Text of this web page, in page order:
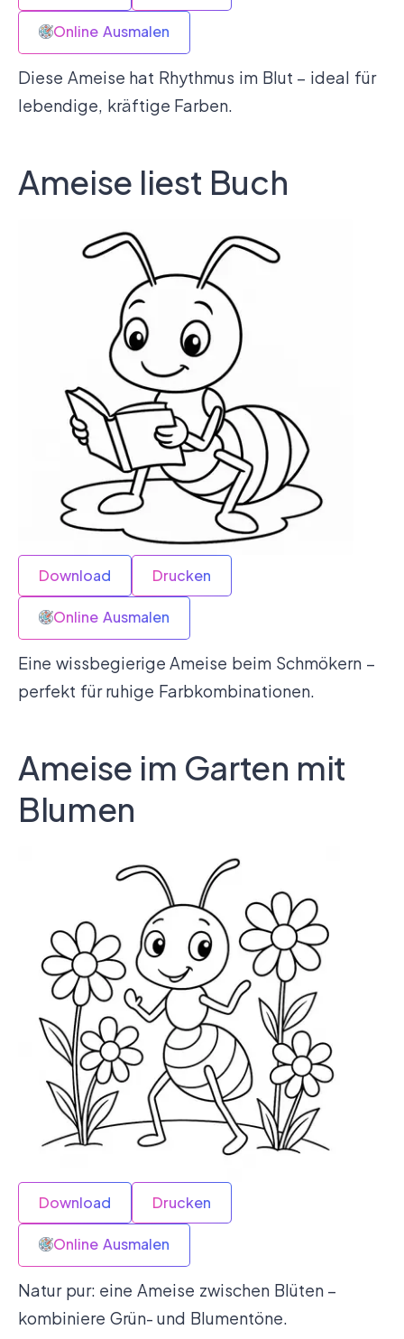
Online Ausmalen
Diese Ameise hat Rhythmus im Blut – ideal für
lebendige, kräftige Farben.
Ameise liest Buch
Download Drucken
Online Ausmalen
Eine wissbegierige Ameise beim Schmökern –
perfekt für ruhige Farbkombinationen.
Ameise im Garten mit
Blumen
Download Drucken
Online Ausmalen
Natur pur: eine Ameise zwischen Blüten –
kombiniere Grün- und Blumentöne.